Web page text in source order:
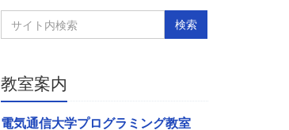
教室案内
電気通信大学プログラミング教室